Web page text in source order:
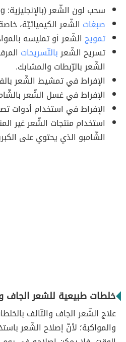
سحب لون الشّعر (بالإنجليزية: bleaching)
صبغات الشّعر الكيميائيّة،
تمويجالشّعر أو تمليسه
تسريح الشّعربالتّسريحات
الشّعر بالرّبطات والمشابك.
الإفراط في تمشيط الشّعر
الإفراط في غسل الشّعر
الإفراط في استخدام أدوات
استخدام منتجات الشّعر غير
الشّامبو الذي يحتوي على
خلطات طبيعية للشعر الجاف
علاج الشّعر الجاف والتّالف
والمواكبة؛ لأنّ إصلاح الشّعر